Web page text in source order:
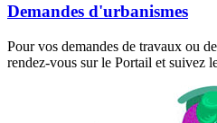
Demandes d'urbanismes
Pour vos demandes de travaux ou
rendez-vous sur le Portail et suivez